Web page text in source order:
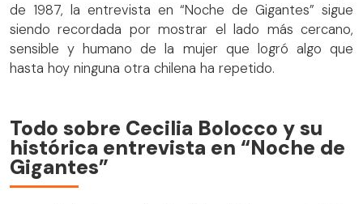
de 1987, la entrevista en “Noche de Gigantes” sigue
siendo recordada por mostrar el lado más cercano,
sensible y humano de la mujer que logró algo que
hasta hoy ninguna otra chilena ha repetido.
Todo sobre Cecilia Bolocco y su
histórica entrevista en “Noche de
Gigantes”